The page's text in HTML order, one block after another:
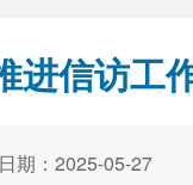
进信访工
期：2025-05-27